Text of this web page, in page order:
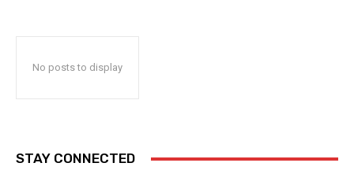
No posts to display
STAY CONNECTED